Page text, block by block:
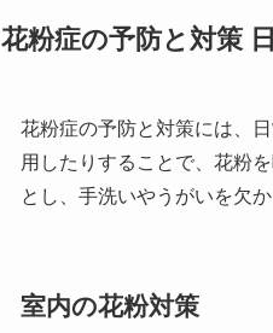
花粉症の予防と対策
花粉症の予防と対策には、
用したりすることで、花粉
とし、手洗いやうがいを欠
室内の花粉対策